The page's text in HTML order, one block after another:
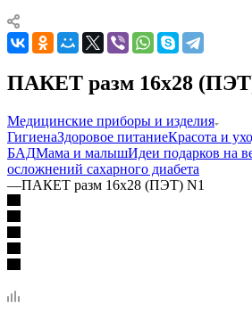
ПАКЕТ разм 16х28
Медицинские приборы и изделия
ГигиенаЗдоровое питаниеКрасота и
БАДМама и малышИдеи подарков на
осложнений сахарного диабета
—ПАКЕТ разм 16х28 (ПЭТ) N1